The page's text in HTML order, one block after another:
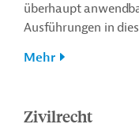
überhaupt
Ausführungen in
Mehr
Zivilrecht